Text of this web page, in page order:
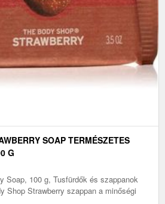
SOAP TERMÉSZETES
G
Soap, 100 g, Tusfürdők és szappanok
Shop Strawberry szappan a minőségi